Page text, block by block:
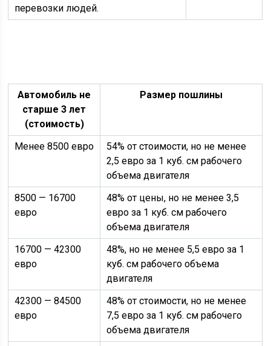
перевозки людей.
Автомобиль не
старше 3 лет
(стоимость)
Размер пошлины
Менее 8500 евро
54% от стоимости, но не менее
2,5 евро за 1 куб. см рабочего
объема двигателя
8500 — 16700
евро
48% от цены, но не менее 3,5
евро за 1 куб. см рабочего
объема двигателя
16700 — 42300
евро
48%, но не менее 5,5 евро за 1
куб. см рабочего объема
двигателя
42300 — 84500
евро
48% от стоимости, но не менее
7,5 евро за 1 куб. см рабочего
объема двигателя